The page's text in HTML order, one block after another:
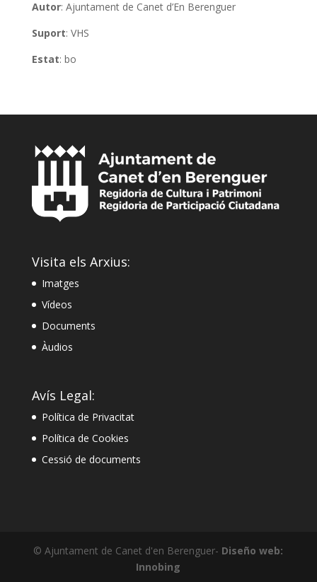
Autor: Ajuntament de Canet d’En Berenguer
Suport: VHS
Estat: bo
Visita els Arxius:
Imatges
Vídeos
Documents
Àudios
Avís Legal:
Política de Privacitat
Política de Cookies
Cessió de documents
© Ajuntament de Canet d'en Berenguer- Diseño web:
Innobing